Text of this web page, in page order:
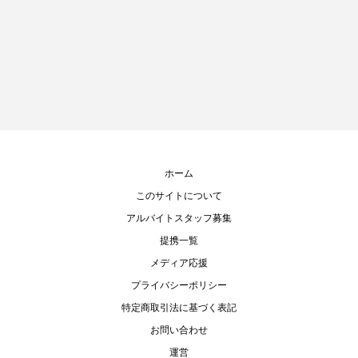
ホーム
このサイトについて
アルバイトスタッフ募集
提携一覧
メディア応援
プライバシーポリシー
特定商取引法に基づく表記
お問い合わせ
運営